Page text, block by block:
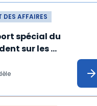
DES AFFAIRES
spécial du
sur les
réglementées
n'est pas dotée